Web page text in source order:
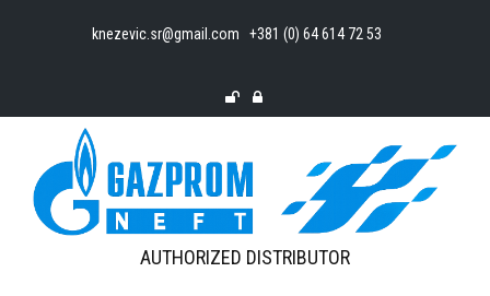
knezevic.sr@gmail.com +381 (0) 64 614 72 53
AUTHORIZED DISTRIBUTOR